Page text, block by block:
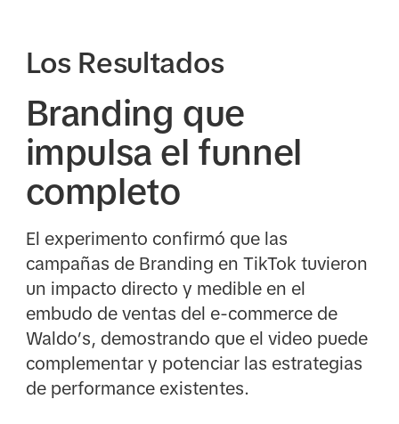
Los Resultados
Branding que
impulsa el funnel
completo
El experimento confirmó que las
campañas de Branding en TikTok tuvieron
un impacto directo y medible en el
embudo de ventas del e-commerce de
Waldo’s, demostrando que el video puede
complementar y potenciar las estrategias
de performance existentes.